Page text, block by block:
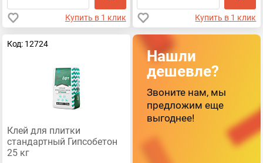
Купить в 1 клик Купить в 1 клик
Код: 12724
Клей для плитки
стандартный Гипсобетон
25 кг
Нашли
дешевле?
Звоните нам, мы
предложим еще
выгоднее!